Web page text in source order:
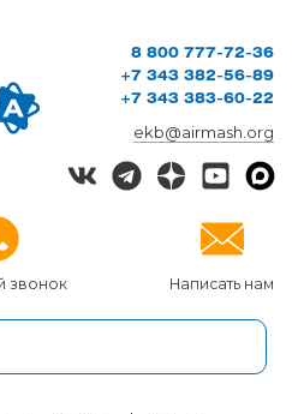
звонок Написать нам
8 800 777-72-36
+7 343 382-56-89
+7 343 383-60-22
ekb@airmash.org